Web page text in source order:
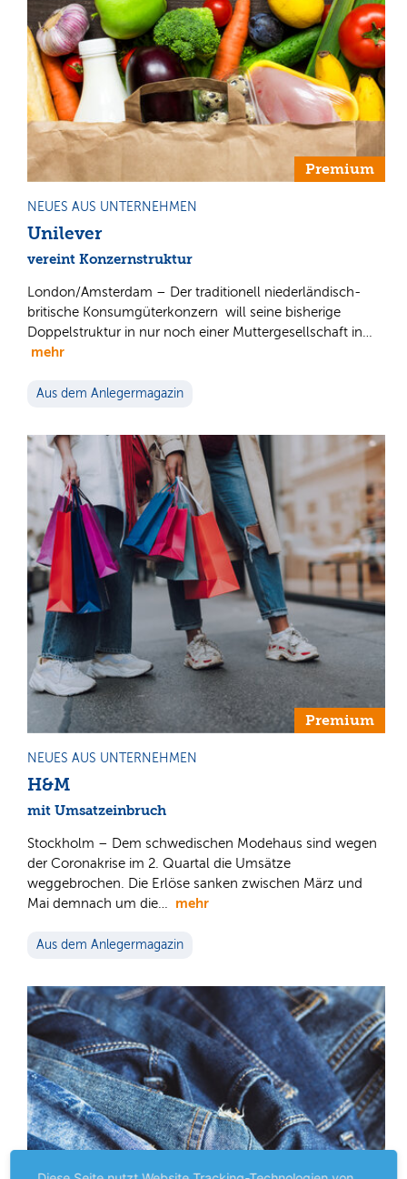
Premium
NEUES AUS UNTERNEHMEN
Unilever
vereint Konzernstruktur
London/Amsterdam – Der traditionell niederländisch-
britische Konsumgüterkonzern will seine bisherige
Doppelstruktur in nur noch einer Muttergesellschaft in…
mehr
Aus dem Anlegermagazin
Premium
NEUES AUS UNTERNEHMEN
H&M
mit Umsatzeinbruch
Stockholm – Dem schwedischen Modehaus sind wegen
der Coronakrise im 2. Quartal die Umsätze
weggebrochen. Die Erlöse sanken zwischen März und
Mai demnach um die… mehr
Aus dem Anlegermagazin